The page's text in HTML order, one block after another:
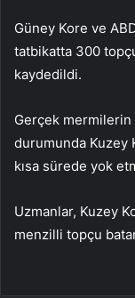
Güney Kore ve
tatbikatta 300
kaydedildi.
Gerçek mermilerin
durumunda Kuzey
kısa sürede yok
Uzmanlar, Kuzey
menzilli topçu